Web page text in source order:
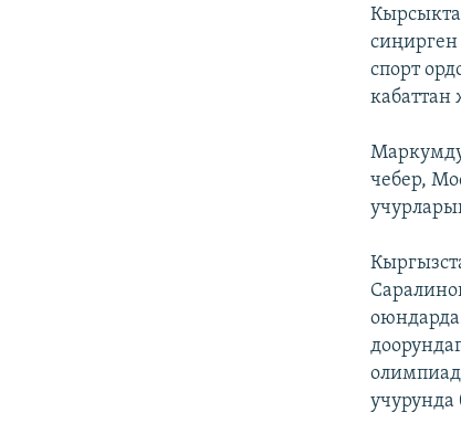
спорт
кабаттан
чебер,
оюндарда
учурунда